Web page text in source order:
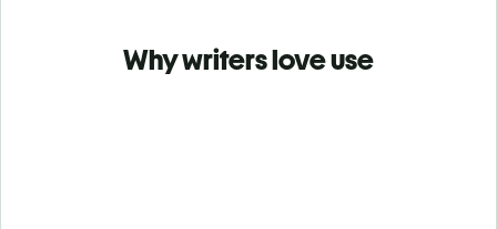
Why writers love use